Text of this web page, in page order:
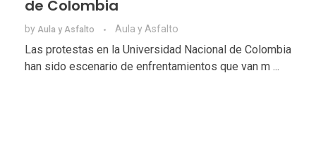
de Colombia
by Aula y Asfalto Aula y Asfalto
Las protestas en la Universidad Nacional de Colombia
han sido escenario de enfrentamientos que van m ...